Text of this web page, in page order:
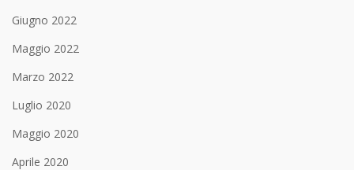
Giugno 2022
Maggio 2022
Marzo 2022
Luglio 2020
Maggio 2020
Aprile 2020